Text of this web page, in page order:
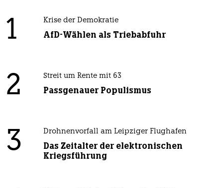
1 Krise der Demokratie
AfD-Wählen als Triebabfuhr
2 Streit um Rente mit 63
Passgenauer Populismus
3 Drohnenvorfall am Leipziger Flughafen
Das Zeitalter der elektronischen
Kriegsführung